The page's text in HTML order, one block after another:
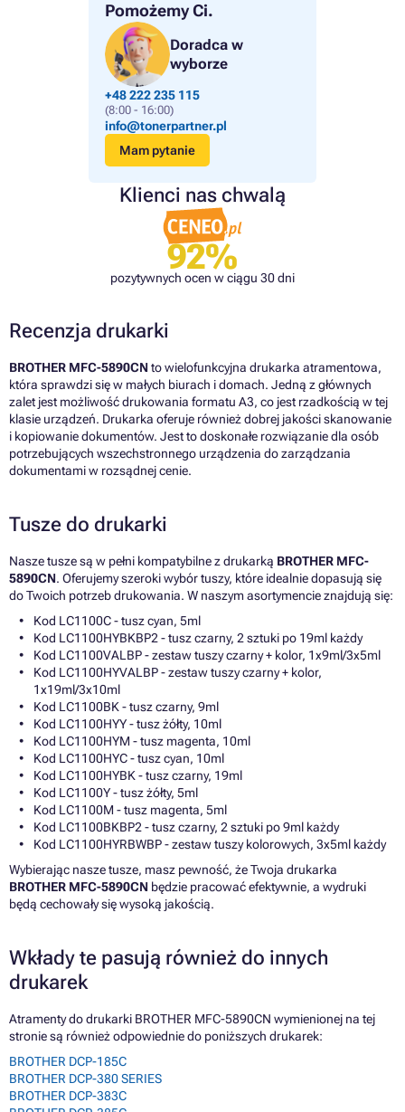
Pomożemy Ci.
Doradca w
wyborze
+48 222 235 115
(8:00 - 16:00)
info@tonerpartner.pl
Mam pytanie
Klienci nas chwalą
92%
pozytywnych ocen w ciągu 30 dni
Recenzja drukarki
BROTHER MFC-5890CN to wielofunkcyjna drukarka atramentowa,
która sprawdzi się w małych biurach i domach. Jedną z głównych
zalet jest możliwość drukowania formatu A3, co jest rzadkością w tej
klasie urządzeń. Drukarka oferuje również dobrej jakości skanowanie
i kopiowanie dokumentów. Jest to doskonałe rozwiązanie dla osób
potrzebujących wszechstronnego urządzenia do zarządzania
dokumentami w rozsądnej cenie.
Tusze do drukarki
Nasze tusze są w pełni kompatybilne z drukarką BROTHER MFC-
5890CN. Oferujemy szeroki wybór tuszy, które idealnie dopasują się
do Twoich potrzeb drukowania. W naszym asortymencie znajdują się:
Kod LC1100C - tusz cyan, 5ml
Kod LC1100HYBKBP2 - tusz czarny, 2 sztuki po 19ml każdy
Kod LC1100VALBP - zestaw tuszy czarny + kolor, 1x9ml/3x5ml
Kod LC1100HYVALBP - zestaw tuszy czarny + kolor,
1x19ml/3x10ml
Kod LC1100BK - tusz czarny, 9ml
Kod LC1100HYY - tusz żółty, 10ml
Kod LC1100HYM - tusz magenta, 10ml
Kod LC1100HYC - tusz cyan, 10ml
Kod LC1100HYBK - tusz czarny, 19ml
Kod LC1100Y - tusz żółty, 5ml
Kod LC1100M - tusz magenta, 5ml
Kod LC1100BKBP2 - tusz czarny, 2 sztuki po 9ml każdy
Kod LC1100HYRBWBP - zestaw tuszy kolorowych, 3x5ml każdy
Wybierając nasze tusze, masz pewność, że Twoja drukarka
BROTHER MFC-5890CN będzie pracować efektywnie, a wydruki
będą cechowały się wysoką jakością.
Wkłady te pasują również do innych
drukarek
Atramenty do drukarki BROTHER MFC-5890CN wymienionej na tej
stronie są również odpowiednie do poniższych drukarek:
BROTHER DCP-185C
BROTHER DCP-380 SERIES
BROTHER DCP-383C